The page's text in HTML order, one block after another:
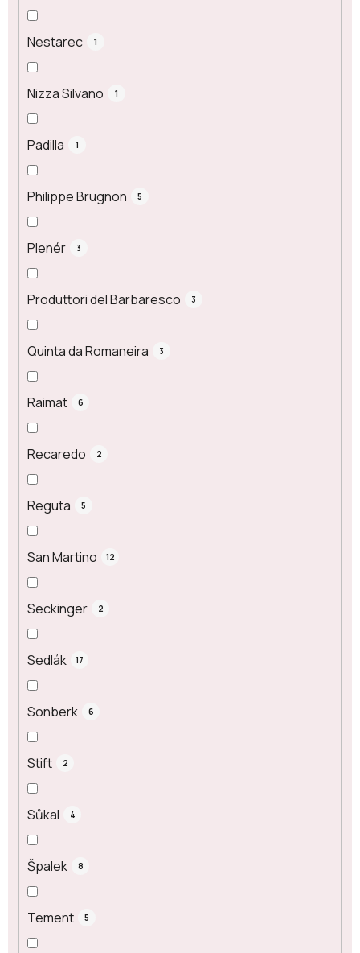
Nestarec 1
Nizza Silvano 1
Padilla 1
Philippe Brugnon 5
Plenér 3
Produttori del Barbaresco 3
Quinta da Romaneira 3
Raimat 6
Recaredo 2
Reguta 5
San Martino 12
Seckinger 2
Sedlák 17
Sonberk 6
Stift 2
Sůkal 4
Špalek 8
Tement 5